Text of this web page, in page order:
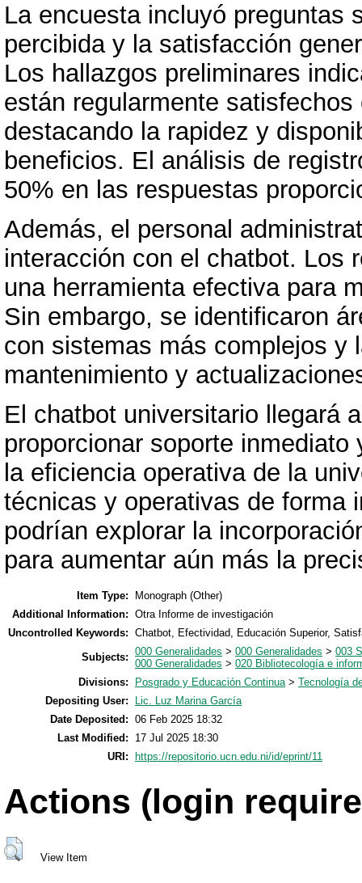
La encuesta incluyó preguntas
percibida y la satisfacción
Los hallazgos preliminares
están regularmente
destacando la rapidez y
beneficios. El análisis de
50% en las respuestas
Además, el personal
interacción con el chatbot. Los
una herramienta efectiva para
Sin embargo, se identificaron
con sistemas más complejos y
mantenimiento y
El chatbot universitario llegará
proporcionar soporte
la eficiencia operativa de la
técnicas y operativas de forma
podrían explorar la
para aumentar aún más la
Item Type:
Monograph (Other)
Additional Information: Otra Informe de investigación
Uncontrolled Keywords: Chatbot, Efectividad, Educación Superior,
Subjects: 000 Generalidades > 000 Generalidades > 003
000 Generalidades > 020 Bibliotecología e
Divisions:
Posgrado y Educación Continua > Tecnología
Depositing User:
Lic. Luz Marina García
Date Deposited: 06 Feb 2025 18:32
Last Modified:
17 Jul 2025 18:30
URI: https://repositorio.ucn.edu.ni/id/eprint/11
Actions (login
View Item